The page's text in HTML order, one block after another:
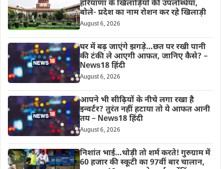
हरियाणा के खिलाड़ियों की उपलब्धियां,
बोले- प्रदेश का नाम रोशन कर रहे खिलाड़ी
August 6, 2026
घर में बढ़ जाएंगे झगड़े…छत पर रखी पानी
की टंकी ले आएगी आफत, जानिए कैसे? –
News18 हिंदी
August 6, 2026
आपने भी सीढ़ियों के नीचे लगा रखा है
इन्वर्टर? तुरंत नहीं हटाया तो ये आफत आनी
तय – News18 हिंदी
August 6, 2026
निशांत भाई…थोड़ी तो शर्म करते! गुरुग्राम में
60 हजार की स्कूटी का 97वीं बार चालान,